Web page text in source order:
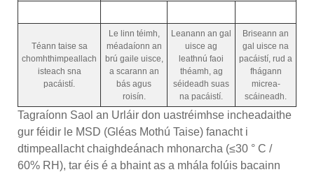
Téann taise sa
chomhthimpeallach
isteach sna
pacáistí.
Le linn téimh,
méadaíonn an
brú gaile uisce,
a scarann ​​an
bás agus
roisín.
Leanann an gal
uisce ag
leathnú faoi
théamh, ag
séideadh suas
na pacáistí.
Briseann an
gal uisce na
pacáistí, rud a
fhágann
micrea-
scáineadh.
Tagraíonn Saol an Urláir don uastréimhse incheadaithe
gur féidir le MSD (Gléas Mothú Taise) fanacht i
dtimpeallacht chaighdeánach mhonarcha (≤30 ° C /
60% RH), tar éis é a bhaint as a mhála folúis bacainn